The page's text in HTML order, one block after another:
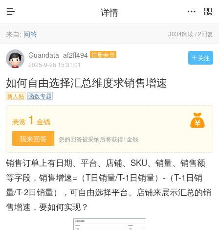
 详情 

3034阅读 / 2回复
来自: 问答
 关注
Guandata_af2ff494 注册会员
2025-9-26 15:31:01
如何自由选择汇总维度求销售增速
新人帖 函数专题

悬赏 1 金钱
我来回答
您的回答被采纳后将获得1金钱
销售订单上有日期、平台、店铺、SKU、销量、销售额
等字段，销售增速=（T日销量/T-1日销量）-（T-1日销
量/T-2日销量），可自由选择平台、店铺来展示汇总的销
售增速，要如何实现？